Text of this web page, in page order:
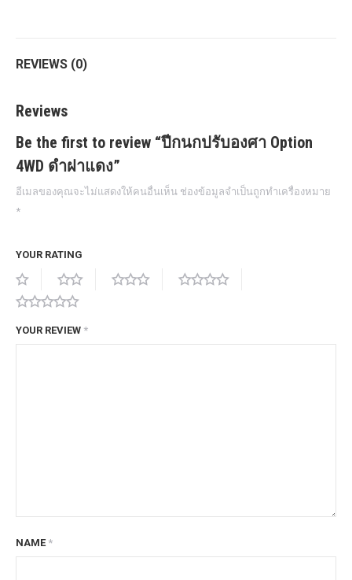
REVIEWS (0)
Reviews
Be the first to review “ปีกนกปรับองศา Option
4WD ดำฝาแดง”
อีเมลของคุณจะไม่แสดงให้คนอื่นเห็น ช่องข้อมูลจำเป็นถูกทำเครื่องหมาย
*
YOUR RATING
YOUR REVIEW *
NAME *